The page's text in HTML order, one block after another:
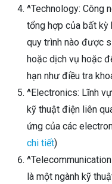
^Technology: Công
tổng hợp của bất kỳ
quy trình nào được
hoặc dịch vụ hoặc
hạn như điều tra
^Electronics: Lĩnh
kỹ thuật điện liên
ứng của các
chi tiết)
^
là một ngành kỹ